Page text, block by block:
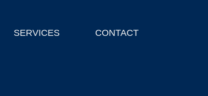
SERVICES CONTACT